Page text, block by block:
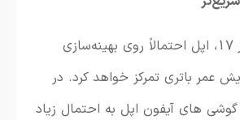
با معرفی آیفون ایر 17، اپل احتمالاً روی بهینه‌سازی
عمر باتری تمرکز خواهد کرد. در
های آیفون اپل به احتمال زیاد